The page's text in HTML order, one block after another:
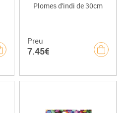
Plomes d'indi de 30cm
Preu
7.45€